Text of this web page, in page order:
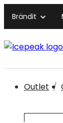
Brändit
Outlet